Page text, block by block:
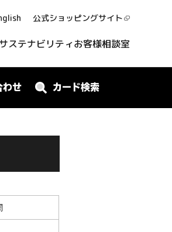
公式ショッピングサイト
サステナビリティお客様相談室
わせ カード検索